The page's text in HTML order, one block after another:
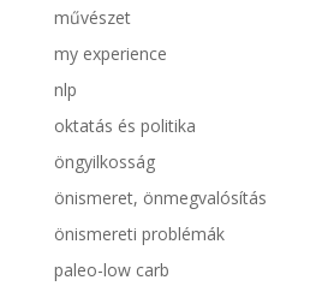
művészet
my experience
nlp
oktatás és politika
öngyilkosság
önismeret, önmegvalósítás
önismereti problémák
paleo-low carb